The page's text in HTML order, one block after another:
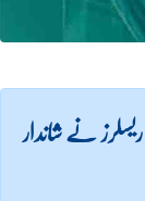
ریسلنگ چیمپئن شپ 2026 میں پاکستانی ریسلرز نے شاندار